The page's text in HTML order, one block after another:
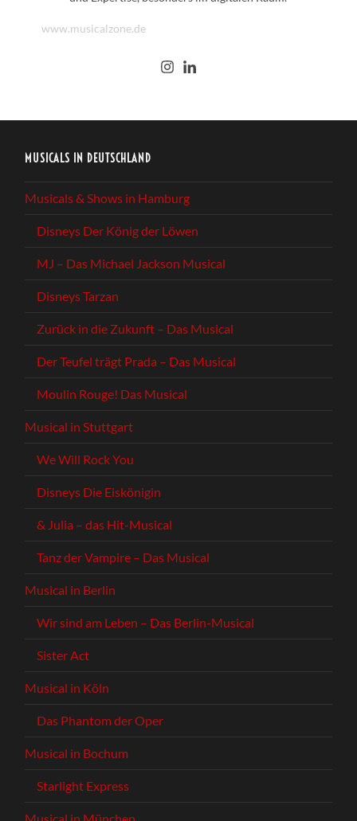
www.musicalzone.de
MUSICALS IN DEUTSCHLAND
Musicals & Shows in Hamburg
Disneys Der König der Löwen
MJ – Das Michael Jackson Musical
Disneys Tarzan
Zurück in die Zukunft – Das Musical
Der Teufel trägt Prada – Das Musical
Moulin Rouge! Das Musical
Musical in Stuttgart
We Will Rock You
Disneys Die Eiskönigin
& Julia – das Hit-Musical
Tanz der Vampire – Das Musical
Musical in Berlin
Wir sind am Leben – Das Berlin-Musical
Sister Act
Musical in Köln
Das Phantom der Oper
Musical in Bochum
Starlight Express